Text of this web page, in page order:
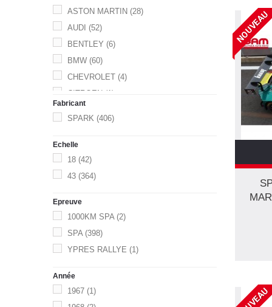
ASTON MARTIN (28)
AUDI (52)
BENTLEY (6)
BMW (60)
CHEVROLET (4)
CITROEN (1)
(11)
FUN CUP
GILLET VERTIGO
HONDA(2)
LEXUS
(1)
MAZDA
MC LAREN
Fabricant
SPARK (406)
Echelle
18 (42)
43 (364)
Epreuve
1000KM SPA(2)
SPA(398)
YPRES RALLYE (1)
Année
1967 (1)
NOUVEAU